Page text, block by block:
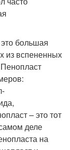
большая
из вспененных
– это тот
деле
на